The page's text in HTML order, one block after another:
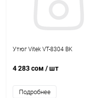
Утюг Vitek VT-8304 BK
4 283 сом / шт
Подробнее